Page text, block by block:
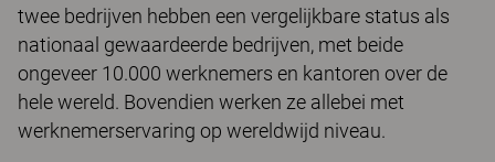
twee bedrijven hebben een vergelijkbare status als
nationaal gewaardeerde bedrijven, met beide
ongeveer 10.000 werknemers en kantoren over de
hele wereld. Bovendien werken ze allebei met
werknemerservaring op wereldwijd niveau.